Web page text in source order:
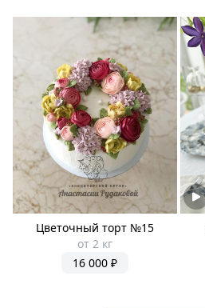
Цветочный торт №15
от 2 кг
16 000 ₽